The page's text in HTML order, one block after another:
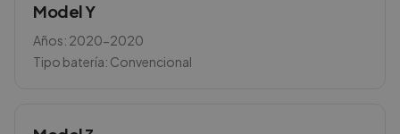
Model Y
Años: 2020-2020
Tipo batería: Convencional